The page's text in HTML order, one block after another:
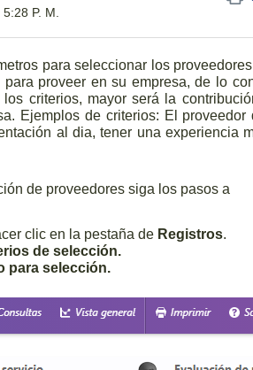
P. M.
para seleccionar los
proveer en su empresa, de lo
criterios, mayor será la
Ejemplos de criterios: El proveedor
al dia, tener una experiencia
de proveedores siga los pasos a
clic en la pestaña de Registros.
de selección.
para selección.